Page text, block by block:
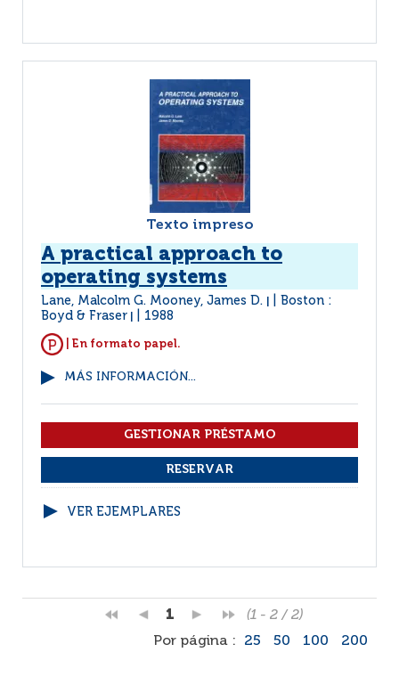
Texto impreso
A practical approach to
operating systems
Lane, Malcolm G. Mooney, James D.
Boston :
Boyd & Fraser
1988
| En formato papel.
MÁS INFORMACIÓN...
VER EJEMPLARES
1
(1 - 2 / 2)
Por página :
25 50 100 200